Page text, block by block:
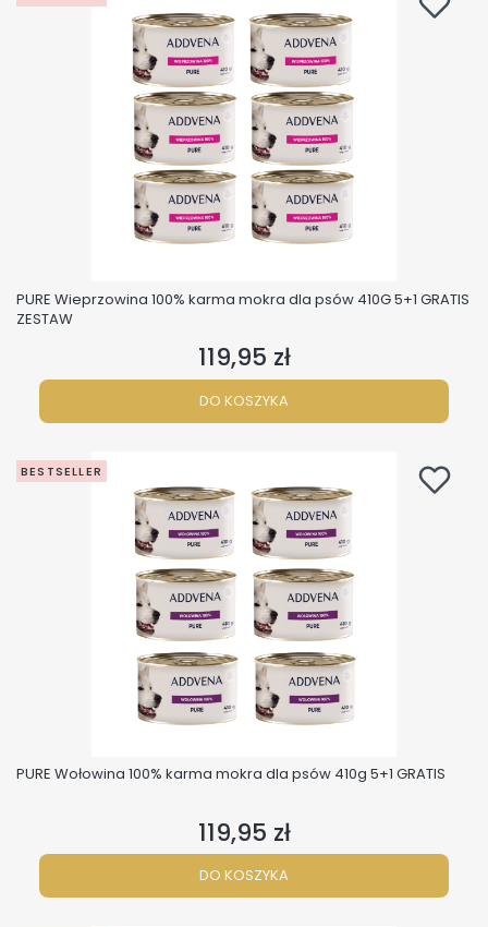
PURE Wieprzowina 100% karma mokra dla psów 410G 5+1 GRATIS
ZESTAW
Cena
119,95 zł
DO KOSZYKA
BESTSELLER
PURE Wołowina 100% karma mokra dla psów 410g 5+1 GRATIS
Cena
119,95 zł
DO KOSZYKA